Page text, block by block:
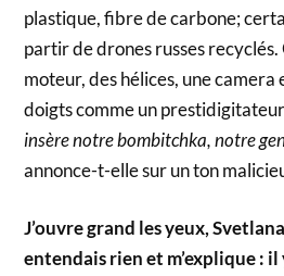
plastique, fibre de carbone;
partir de drones russes
moteur, des hélices, une camera
doigts comme un
insère notre bombitchka, notre
annonce-t-elle sur un ton
J’ouvre grand les yeux,
entendais rien et m’explique :